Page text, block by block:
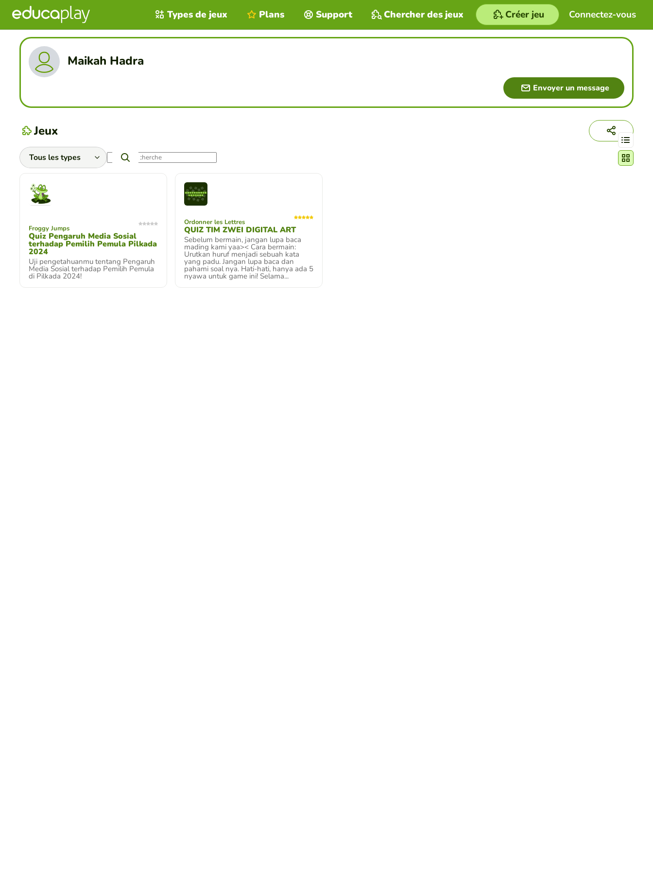
Connectez-vous
Types de jeux Plans Support Chercher des jeux Créer jeu
Maikah Hadra
Envoyer un message
Jeux Changer
Froggy Jumps
Quiz Pengaruh Media Sosial
terhadap Pemilih Pemula Pilkada
2024
Uji pengetahuanmu tentang Pengaruh
Media Sosial terhadap Pemilih Pemula
di Pilkada 2024!
Ordonner les Lettres
QUIZ TIM ZWEI DIGITAL ART
Sebelum bermain, jangan lupa baca
mading kami yaa>< Cara bermain:
Urutkan huruf menjadi sebuah kata
yang padu. Jangan lupa baca dan
pahami soal nya. Hati-hati, hanya ada 5
nyawa untuk game ini! Selama...